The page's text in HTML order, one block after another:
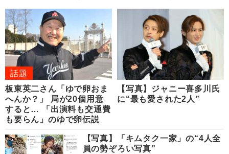
話題
板東英二さん「ゆで卵おま
へんか？」 局が20個用意
すると… 「出演料も交通費
も要らん」のゆで卵伝説
【写真】ジャニー喜多川氏
に“最も愛された2人”
【写真】「キムタク一家」の“4人全
員の勢ぞろい写真”